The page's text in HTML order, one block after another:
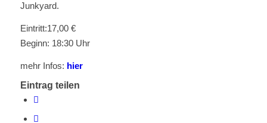
Junkyard.
Eintritt:17,00 €
Beginn: 18:30 Uhr
mehr Infos: hier
Eintrag teilen